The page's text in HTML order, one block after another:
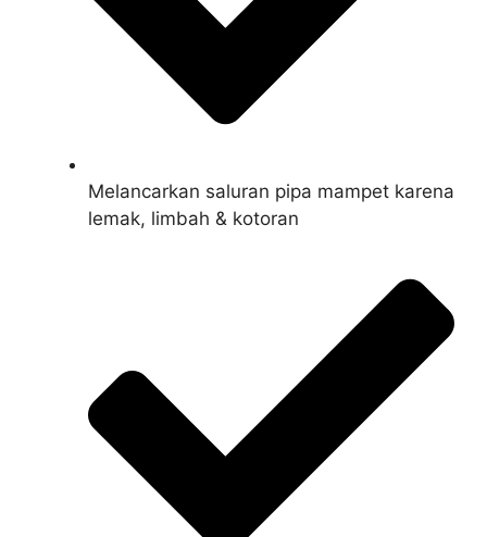
Melancarkan saluran pipa mampet karena
lemak, limbah & kotoran